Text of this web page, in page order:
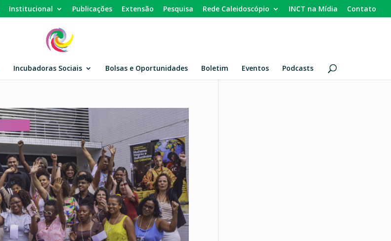
Institucional Publicações Extensão Pesquisa Rede Caleidoscópio INCT na Mídia Contato
Incubadoras Sociais Bolsas e Oportunidades Boletim Eventos Podcasts